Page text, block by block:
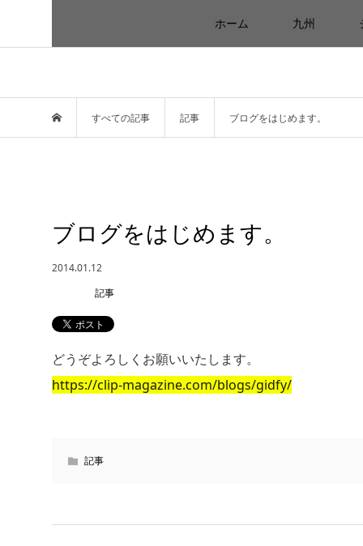
ホーム 九州
すべての記事 記事 ブログをはじめます。
ブログをはじめます。
2014.01.12
記事
どうぞよろしくお願いいたします。
https://clip-magazine.com/blogs/gidfy/
記事